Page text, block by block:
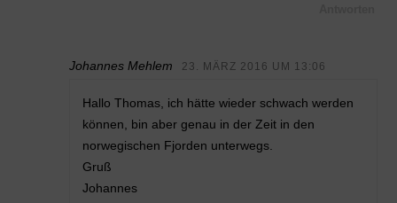
Johannes Mehlem 23. MÄRZ 2016 UM 13:06
Hallo Thomas, ich hätte wieder schwach werden
können, bin aber genau in der Zeit in den
norwegischen Fjorden unterwegs.
Gruß
Johannes